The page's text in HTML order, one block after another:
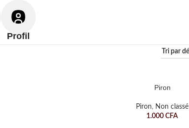
Profil
Piron
Piron, Non classé
1.000 CFA